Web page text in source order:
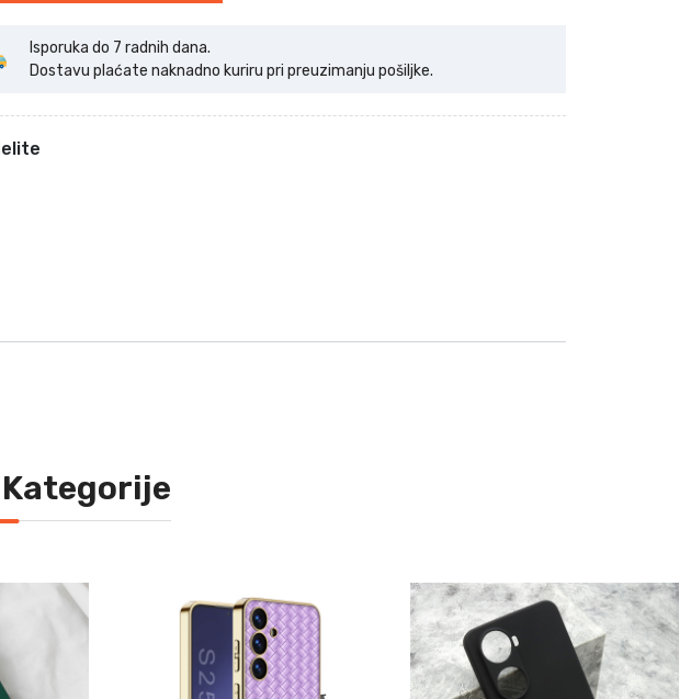
Isporuka do 7 radnih dana.
Dostavu plaćate naknadno kuriru pri preuzimanju pošiljke.